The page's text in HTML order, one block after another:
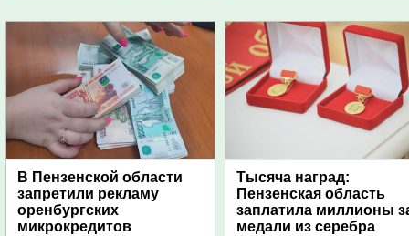
В Пензенской области
запретили рекламу
оренбургских
микрокредитов
Тысяча наград:
Пензенская область
заплатила миллионы
медали из серебра